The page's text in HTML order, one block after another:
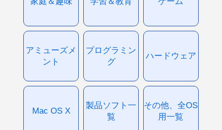
アミューズメ
ント
プログラミン
グ
ハードウェア
Mac OS X
製品ソフト一
覧
その他、全OS
用一覧